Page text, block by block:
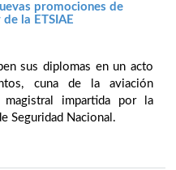
promociones de
la ETSIAE
sus diplomas en un acto
cuna de la aviación
impartida por la
Seguridad Nacional.